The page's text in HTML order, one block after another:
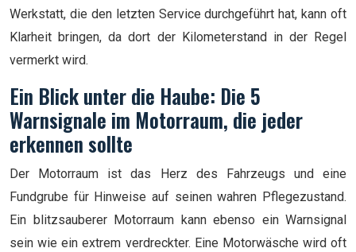
Werkstatt, die den letzten Service durchgeführt hat, kann oft
Klarheit bringen, da dort der Kilometerstand in der Regel
vermerkt wird.
Ein Blick unter die Haube: Die 5
Warnsignale im Motorraum, die jeder
erkennen sollte
Der Motorraum ist das Herz des Fahrzeugs und eine
Fundgrube für Hinweise auf seinen wahren Pflegezustand.
Ein blitzsauberer Motorraum kann ebenso ein Warnsignal
sein wie ein extrem verdreckter. Eine Motorwäsche wird oft